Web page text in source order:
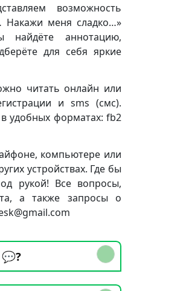
возможность
Накажи меня сладко…»
аннотацию,
для себя яркие
читать онлайн или
и sms (смс).
удобных форматах: fb2
компьютере или
устройствах. Где бы
рукой! Все вопросы,
а также запросы о